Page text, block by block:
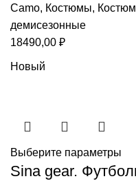
Camo, Костюмы,
демисезонные
18490,00 ₽
Новый
Выберите параметры
Sina gear.